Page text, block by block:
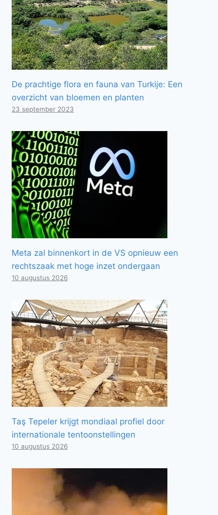
De prachtige flora en fauna van Turkije: Een
overzicht van bloemen en planten
23 september 2023
Meta zal binnenkort in de VS opnieuw een
rechtszaak met hoge inzet ondergaan
10 augustus 2026
Taş Tepeler krijgt mondiaal profiel door
internationale tentoonstellingen
10 augustus 2026